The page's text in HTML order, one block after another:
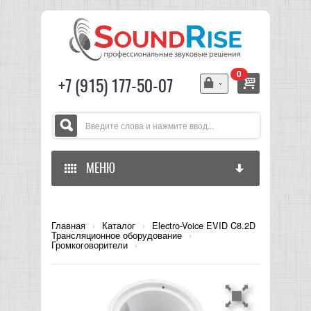
+7 (915) 177-50-07
0
МЕНЮ
ЗВУКОВОЕ ОБОРУДОВАНИЕ
Главная › Каталог ›
Трансляционное оборудование ›
Громкоговорители ›
Electro-Voice EVID C8.2D